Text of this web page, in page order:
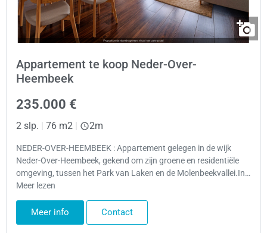
Appartement te koop Neder-Over-
Heembeek
235.000 €
2 slp. | 76 m2 | 2m
NEDER-OVER-HEEMBEEK : Appartement gelegen in de wijk
Neder-Over-Heembeek, gekend om zijn groene en residentiële
omgeving, tussen het Park van Laken en de Molenbeekvallei.In…
Meer lezen
Meer info Contact